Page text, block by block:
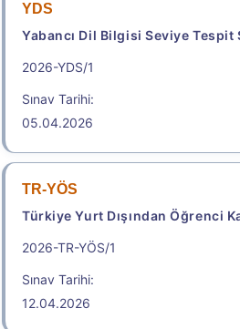
Sonuçlar
.2026-KPSS Ön
Kamu Personel Seçme Sınavı
Geç Başvuru Tarihi:
23:59
800,00
YDS
Yabancı Dil Bilgisi Seviye Tespit
2026-YDS/1
Sınav Tarihi:
05.04.2026
TR-YÖS
Türkiye Yurt Dışından Öğrenci
2026-TR-YÖS/1
Sınav Tarihi:
12.04.2026